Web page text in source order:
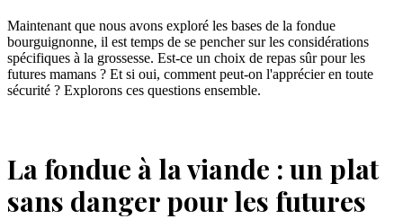
Maintenant que nous avons exploré les bases de la fondue
bourguignonne, il est temps de se pencher sur les considérations
spécifiques à la grossesse. Est-ce un choix de repas sûr pour les
futures mamans ? Et si oui, comment peut-on l'apprécier en toute
sécurité ? Explorons ces questions ensemble.
La fondue à la viande : un plat
sans danger pour les futures